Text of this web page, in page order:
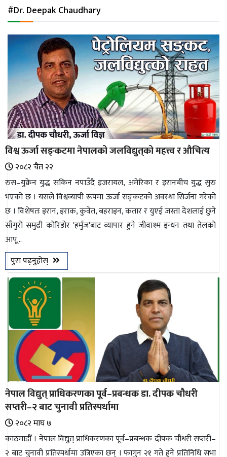
जलवायु
ऊर्जा
दक्षता
उहिलेकाे
खबर
हरित
हाइड्रोजन
इभी
सम्पादकीय
बैंक
पर्यटन
भिडियो
छापा
खोज
प्रोफाइल
ऊर्जा
विशेष
#Dr. Deepak Chaudhary
विश्व ऊर्जा सङ्‌कटमा नेपालको जलविद्युत्‌को महत्त्व र औचित्य
२०८२ चैत २२
रुस–युक्रेन युद्ध सकिन नपाउँदै इजरायल, अमेरिका र इरानबीच युद्ध सुरु
भएको छ । यसले विश्वव्यापी रूपमा ऊर्जा सङ्‌कटको अवस्था सिर्जना गरेको
छ । विशेषतः इरान, इराक, कुवेत, बहराइन, कतार र युएई जस्ता देशलाई छुने
साँगुरो समुद्री कोरिडोर 'हर्मुज'बाट व्यापार हुने जीवाश्म इन्धन तथा तेलको
आपू...
पुरा पढ्नुहोस्
नेपाल विद्युत् प्राधिकरणका पूर्व–प्रबन्धक डा. दीपक चौधरी
सप्तरी–२ बाट चुनावी प्रतिस्पर्धामा
२०८२ माघ ७
काठमाडौँ । नेपाल विद्युत् प्राधिकरणका पूर्व–प्रबन्धक दीपक चौधरी सप्तरी–
२ बाट चुनावी प्रतिस्पर्धामा उत्रिएका छन् । फागुन २१ गते हुने प्रतिनिधि सभा